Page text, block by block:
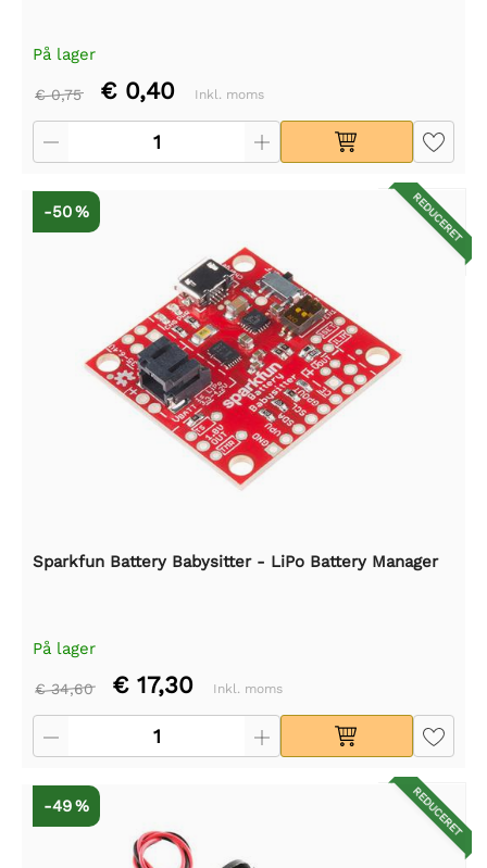
På lager
€ 0,75 € 0,40 Inkl. moms
REDUCERET
-50 %
Sparkfun Battery Babysitter - LiPo Battery Manager
På lager
€ 34,60 € 17,30 Inkl. moms
REDUCERET
-49 %